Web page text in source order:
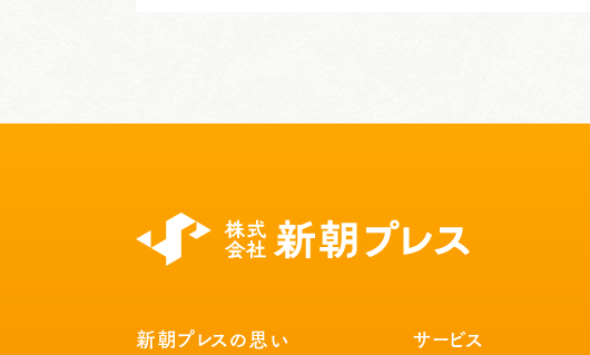
新朝プレスの思い サービス